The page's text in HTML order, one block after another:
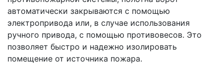
автоматически закрываются с помощью
электропривода или, в случае использования
ручного привода, с помощью противовесов. Это
позволяет быстро и надежно изолировать
помещение от источника пожара.